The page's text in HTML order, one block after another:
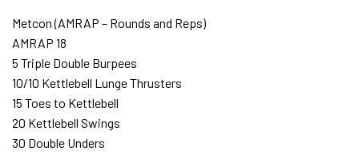
Metcon (AMRAP – Rounds and Reps)
AMRAP 18
5 Triple Double Burpees
10/10 Kettlebell Lunge Thrusters
15 Toes to Kettlebell
20 Kettlebell Swings
30 Double Unders